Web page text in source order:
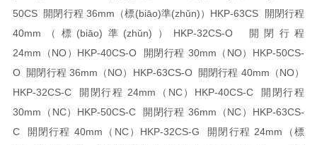
50CS 開閉行程 36mm（標(biāo)準(zhǔn)） HKP-63CS 開閉行程
40mm（標(biāo)準(zhǔn)） HKP-32CS-O 開閉行程
24mm（NO） HKP-40CS-O 開閉行程 30mm（NO） HKP-50CS-
O 開閉行程 36mm（NO） HKP-63CS-O 開閉行程 40mm（NO）
HKP-32CS-C 開閉行程 24mm（NC） HKP-40CS-C 開閉行程
30mm（NC） HKP-50CS-C 開閉行程 36mm（NC） HKP-63CS-
C 開閉行程 40mm（NC） HKP-32CS-G 開閉行程 24mm（標